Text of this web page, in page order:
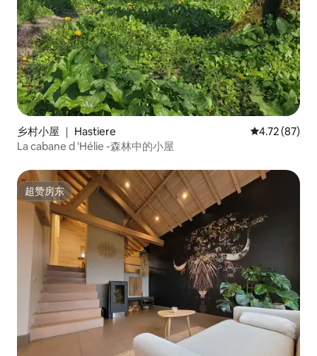
乡村小屋 ｜ Hastiere 平均评分
4.72 (87)
La cabane d 'Hélie -森林中的小屋
超赞房东
超赞房东